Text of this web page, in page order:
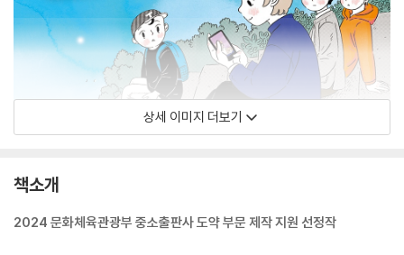
상세 이미지 더보기
책소개
2024 문화체육관광부 중소출판사 도약 부문 제작 지원 선정작